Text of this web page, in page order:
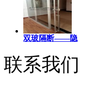
双玻隔断——隐
联系我们